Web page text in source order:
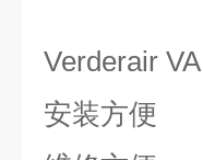
Verderair
安装方便